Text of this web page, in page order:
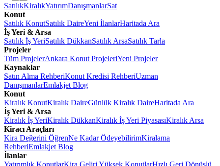
SatılıkKiralıkYatırımDanışmanlarSat
Konut
Satılık KonutSatılık DaireYeni İlanlarHaritada Ara
İş Yeri & Arsa
Satılık İş YeriSatılık DükkanSatılık ArsaSatılık Tarla
Projeler
Tüm ProjelerAnkara Konut ProjeleriYeni Projeler
Kaynaklar
Satın Alma RehberiKonut Kredisi RehberiUzman
DanışmanlarEmlakjet Blog
Konut
Kiralık KonutKiralık DaireGünlük Kiralık DaireHaritada Ara
İş Yeri & Arsa
Kiralık İş YeriKiralık DükkanKiralık İş Yeri PiyasasıKiralık Arsa
Kiracı Araçları
Kira Değerini ÖğrenNe Kadar ÖdeyebilirimKiralama
RehberiEmlakjet Blog
İlanlar
Yatırımlık KonutlarKira Geliri Yüksek KonutlarHızlı Geri Dönüşlü